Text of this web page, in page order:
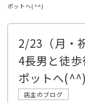
ポットへ(^^)
2/23（月・
4長男と徒
ポットへ(^^)
店主のブログ